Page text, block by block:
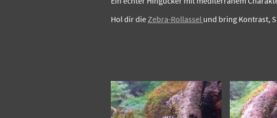
Hol dir dieZebra-Rollassel und bring Kontrast,